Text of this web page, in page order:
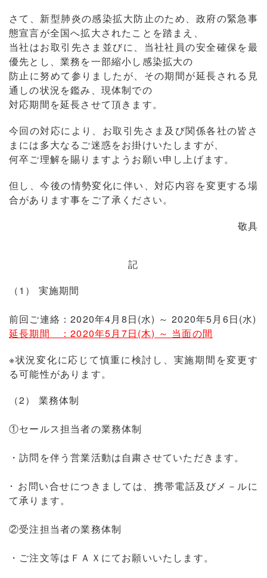
さて、新型肺炎の感染拡大防止のため、政府の緊急事
態宣言が全国へ拡大されたことを踏まえ、
当社はお取引先さま並びに、当社社員の安全確保を最
優先とし、業務を一部縮小し感染拡大の
防止に努めて参りましたが、その期間が延長される見
通しの状況を鑑み、現体制での
対応期間を延長させて頂きます。
今回の対応により、お取引先さま及び関係各社の皆さ
まには多大なるご迷惑をお掛けいたしますが、
何卒ご理解を賜りますようお願い申し上げます。
但し、今後の情勢変化に伴い、対応内容を変更する場
合があります事をご了承ください。
敬具
記
（1） 実施期間
前回ご連絡：2020年4月8日(水) ～ 2020年5月6日(水)
延長期間 ：2020年5月7日(木) ～ 当面の間
※状況変化に応じて慎重に検討し、実施期間を変更す
る可能性があります。
（2） 業務体制
①セールス担当者の業務体制
・訪問を伴う営業活動は自粛させていただきます。
･ お問い合せにつきましては、携帯電話及びメ－ルに
て承ります。
②受注担当者の業務体制
・ご注文等はＦＡＸにてお願いいたします。